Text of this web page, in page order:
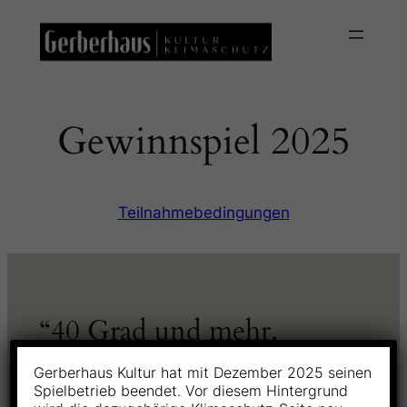
content
Gewinnspiel 2025
Teilnahmebedingungen
“40 Grad und mehr,
brennende Wälder auch in
Österreich? Nein danke!
Gerberhaus Kultur hat mit Dezember 2025 seinen
Spielbetrieb beendet. Vor diesem Hintergrund